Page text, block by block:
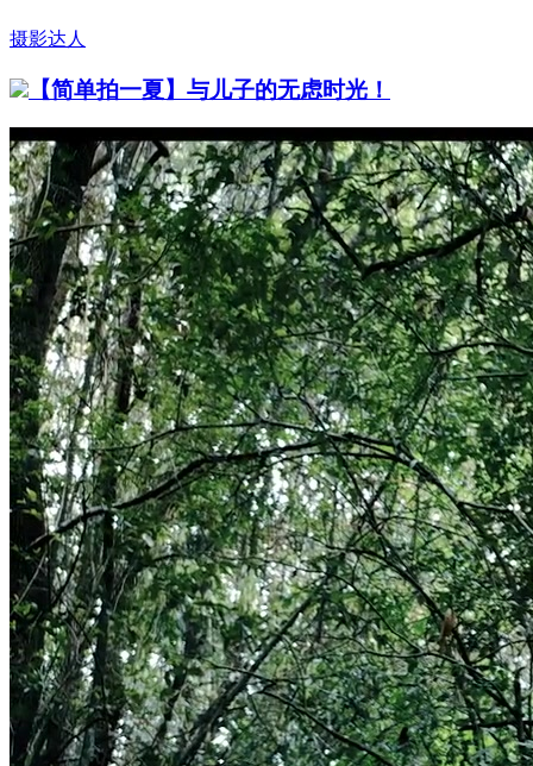
摄影达人
【简单拍一夏】与儿子的无虑时光！